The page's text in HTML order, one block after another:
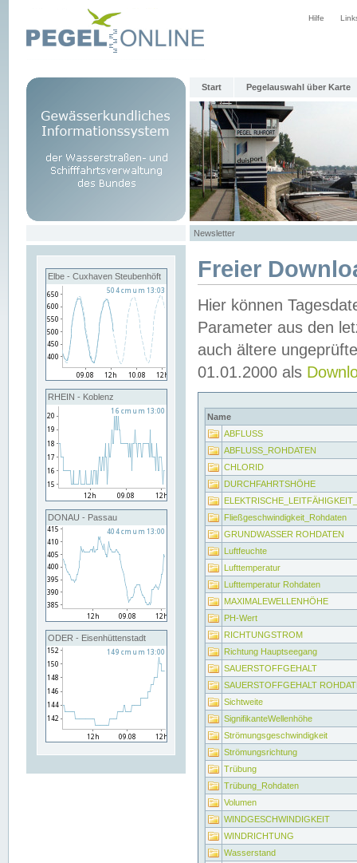
Hilfe
Start Pegelauswahl über Karte
Newsletter
Elbe - Cuxhaven Steubenhöft
RHEIN - Koblenz
DONAU - Passau
ODER - Eisenhüttenstadt
Freier
Hier können
Parameter aus den
auch ältere
01.01.2000 als
Name
ABFLUSS
ABFLUSS_ROHDATEN
CHLORID
DURCHFAHRTSHÖHE
Fließgeschwindigkeit_Rohdaten
GRUNDWASSER ROHDATEN
Luftfeuchte
Lufttemperatur
Lufttemperatur Rohdaten
MAXIMALEWELLENHÖHE
PH-Wert
RICHTUNGSTROM
Richtung Hauptseegang
SAUERSTOFFGEHALT
SAUERSTOFFGEHALT
Sichtweite
SignifikanteWellenhöhe
Strömungsgeschwindigkeit
Strömungsrichtung
Trübung
Trübung_Rohdaten
Volumen
WINDGESCHWINDIGKEIT
WINDRICHTUNG
Wasserstand